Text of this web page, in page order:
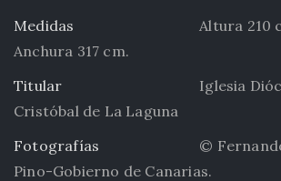
Medidas
Altura 210
Anchura 317 cm.
Titular
Iglesia
Cristóbal de La Laguna
Fotografías
©
Pino-Gobierno de Canarias.